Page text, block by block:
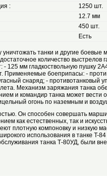
:
1250 шт.
12.7 мм
450 шт.
Есть
уничтожать танки и другие
количество
- 125 мм гладкоствольную
Применяемые боеприпасы: -
снаряд; -
Механизм заряжания танка
и командир танка может
огонь по наземным и
Он способен совершать
как естественных, так и
плотную компоновку и низкую
использования в танке
танка Т-80УД, были